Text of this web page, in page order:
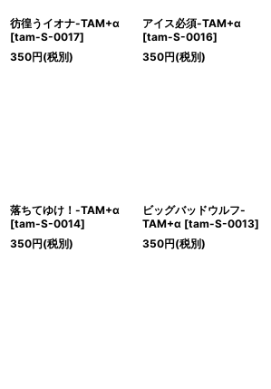
彷徨うイオナ-TAM+α
[tam-S-0017]
350円(税別)
アイス必須-TAM+α
[tam-S-0016]
350円(税別)
落ちてゆけ！-TAM+α
[tam-S-0014]
350円(税別)
ビッグバッドウルフ-
TAM+α [tam-S-0013]
350円(税別)